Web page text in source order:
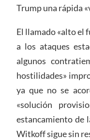
Trump una rápida
El llamado «alto el
a los ataques
algunos
hostilidades»
ya que no se
«solución
estancamiento de
Witkoff sigue sin